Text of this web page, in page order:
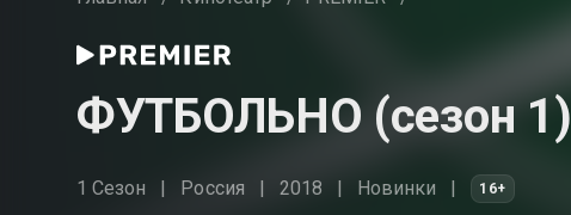
ФУТБОЛЬНО (сезон 1)
1 Сезон Россия 2018 Новинки 16+